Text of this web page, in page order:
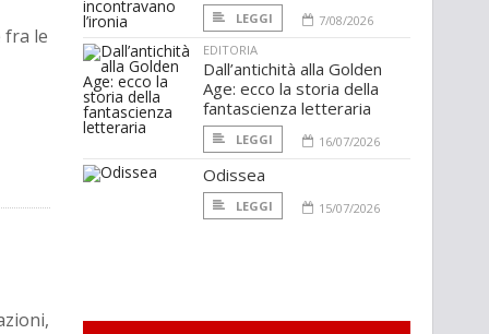
fra le
LEGGI
7/08/2026
EDITORIA
Dall’antichità alla Golden
Age: ecco la storia della
fantascienza letteraria
LEGGI 16/07/2026
Odissea
LEGGI 15/07/2026